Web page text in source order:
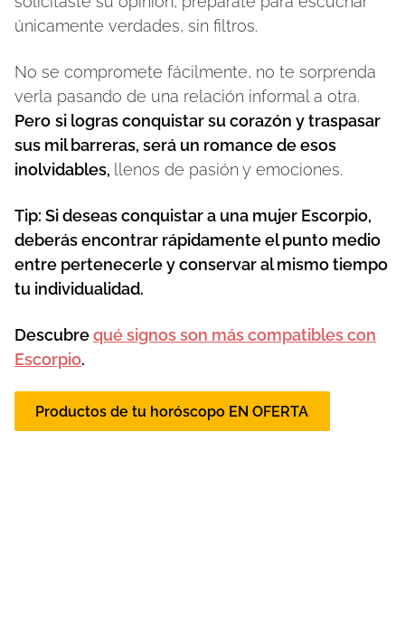
únicamente verdades, sin filtros.
No se compromete fácilmente, no te sorprenda
verla pasando de una relación informal a otra.
Pero si logras conquistar su corazón y traspasar
sus mil barreras, será un romance de esos
inolvidables, llenos de pasión y emociones.
Tip: Si deseas conquistar a una mujer Escorpio,
deberás encontrar rápidamente el punto medio
entre pertenecerle y conservar al mismo tiempo
tu individualidad.
Descubrequé signos son más compatibles con
Escorpio.
Productos de tu horóscopo EN OFERTA